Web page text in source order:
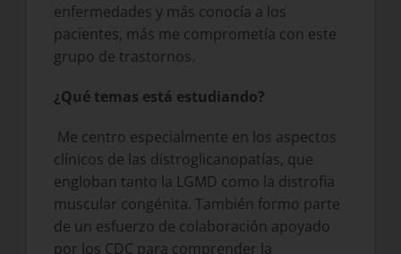
enfermedades y más conocía a los
pacientes, más me comprometía con este
grupo de trastornos.
¿Qué temas está estudiando?
Me centro especialmente en los aspectos
clínicos de las distroglicanopatías, que
engloban tanto la LGMD como la distrofia
muscular congénita. También formo parte
de un esfuerzo de colaboración apoyado
por los CDC para comprender la